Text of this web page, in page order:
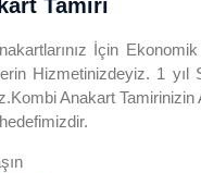
Tamiri
İçin
Hizmetinizdeyiz. 1
Anakart Tamirinizin